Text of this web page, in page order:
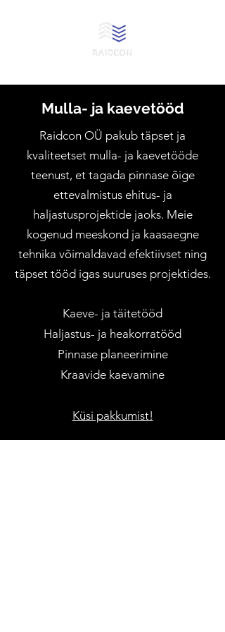
Mulla- ja kaevetööd
Raidcon OÜ pakub täpset ja
kvaliteetset mulla- ja kaevetööde
teenust, et tagada pinnase õige
ettevalmistus ehitus- ja
haljastusprojektide jaoks. Meie
kogenud meeskond ja kaasaegne
tehnika võimaldavad efektiivset ning
täpset tööd igas suuruses projektides.
Kaeve- ja täitetööd
Haljastus- ja heakorratööd
Pinnase planeerimine
Kraavide kaevamine
Küsi pakkumist!